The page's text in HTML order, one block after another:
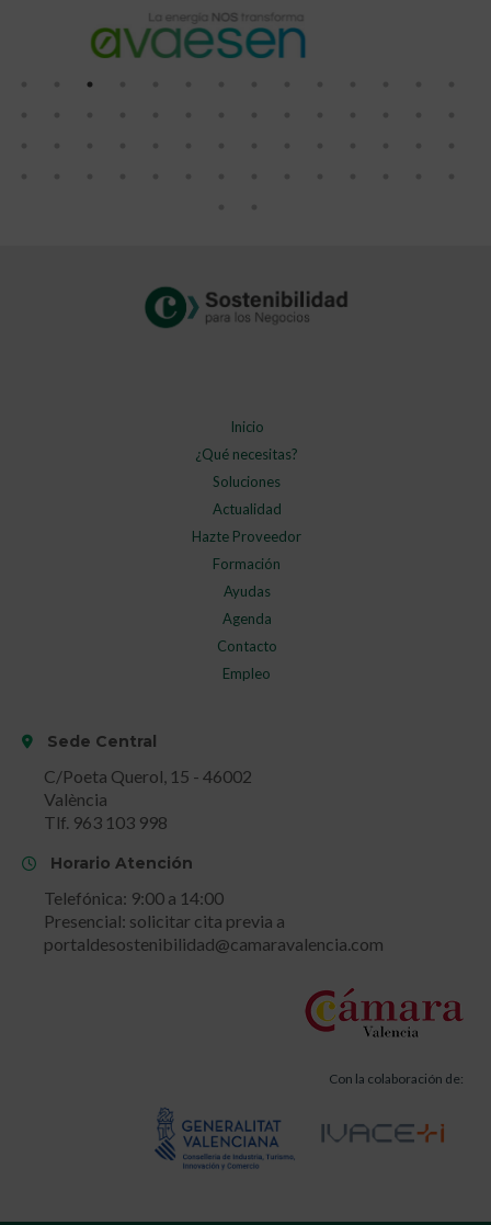
Inicio
¿Qué necesitas?
Soluciones
Actualidad
Hazte Proveedor
Formación
Ayudas
Agenda
Contacto
Empleo
Sede Central
C/Poeta Querol, 15 - 46002
València
Tlf. 963 103 998
Horario Atención
Telefónica: 9:00 a 14:00
Presencial: solicitar cita previa a
portaldesostenibilidad@camaravalencia.com
Con la colaboración de: